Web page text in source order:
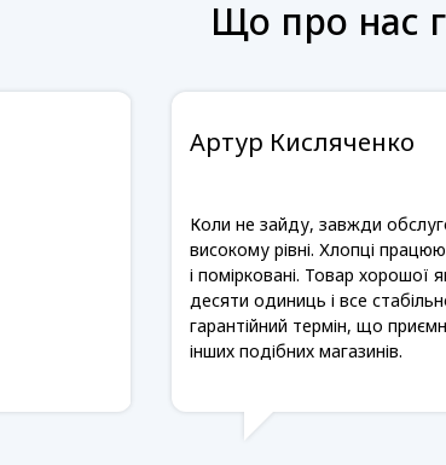
Що про нас
Артур Кисляченко
Коли не зайду, завжди
високому рівні. Хлопці
і помірковані. Товар хорошої
десяти одиниць і все
гарантійний термін, що
інших подібних магазинів.